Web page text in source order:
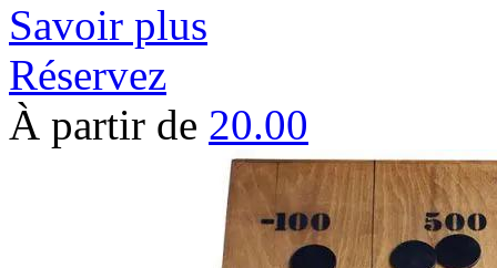
Savoir plus
Réservez
À partir de 20.00